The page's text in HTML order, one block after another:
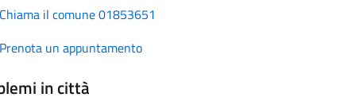
Chiama il comune 01853651
Prenota un appuntamento
in città